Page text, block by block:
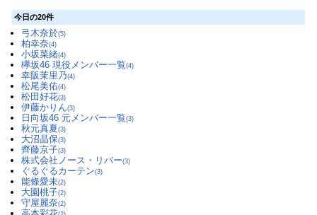
今日の20件
弓木奈於(5)
柏幸奈(4)
小坂菜緒(4)
欅坂46 現役メンバー一覧(4)
幸阪茉里乃(4)
松尾美佑(4)
松田好花(3)
伊藤かりん(3)
日向坂46 元メンバー一覧(3)
秋元真夏(3)
大沼晶保(3)
齊藤京子(3)
株式会社ノース・リバー(3)
ぐるぐるカーテン(3)
能條愛未(2)
大園桃子(2)
守屋麗奈(2)